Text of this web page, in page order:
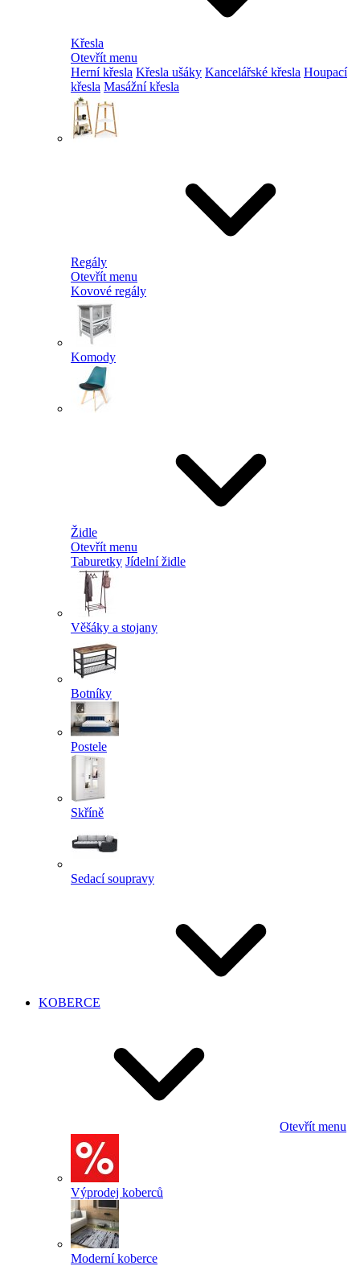
Křesla
Otevřít menu
Herní křesla Křesla ušáky Kancelářské křesla Houpací
křesla Masážní křesla
Regály
Otevřít menu
Kovové regály
Komody
Židle
Otevřít menu
Taburetky Jídelní židle
Věšáky a stojany
Botníky
Postele
Skříně
Sedací soupravy
KOBERCE
Otevřít menu
Výprodej koberců
Moderní koberce